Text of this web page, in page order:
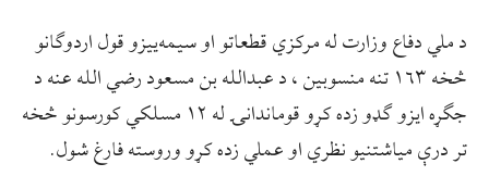
د ملي دفاع وزارت له مرکزي قطعاتو او سیمه‌ییزو قول اردوګانو
څخه ۱۶۳ تنه منسوبین ، د عبدالله بن مسعود رضي الله عنه د
جګړه‌ ایزو ګډو زده کړو قوماندانۍ له ۱۲ مسلکي کورسونو څخه
تر درې میاشتنیو نظري او عملي زده کړو وروسته فارغ شول.